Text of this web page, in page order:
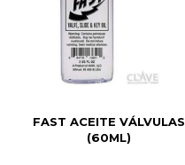
FAST ACEITE VÁLVULAS
(60ML)